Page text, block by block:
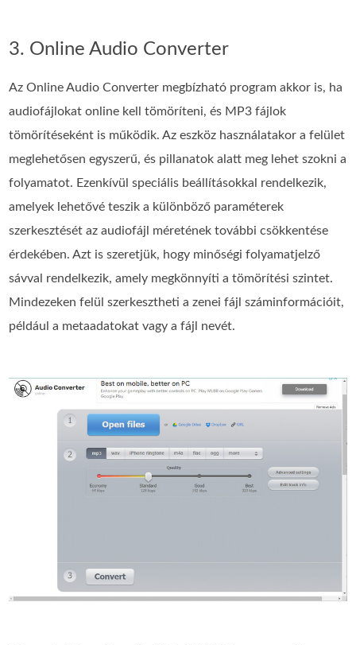
3. Online Audio Converter
Az Online Audio Converter megbízható program akkor is, ha
audiofájlokat online kell tömöríteni, és MP3 fájlok
tömörítéseként is működik. Az eszköz használatakor a felület
meglehetősen egyszerű, és pillanatok alatt meg lehet szokni a
folyamatot. Ezenkívül speciális beállításokkal rendelkezik,
amelyek lehetővé teszik a különböző paraméterek
szerkesztését az audiofájl méretének további csökkentése
érdekében. Azt is szeretjük, hogy minőségi folyamatjelző
sávval rendelkezik, amely megkönnyíti a tömörítési szintet.
Mindezeken felül szerkesztheti a zenei fájl száminformációit,
például a metaadatokat vagy a fájl nevét.